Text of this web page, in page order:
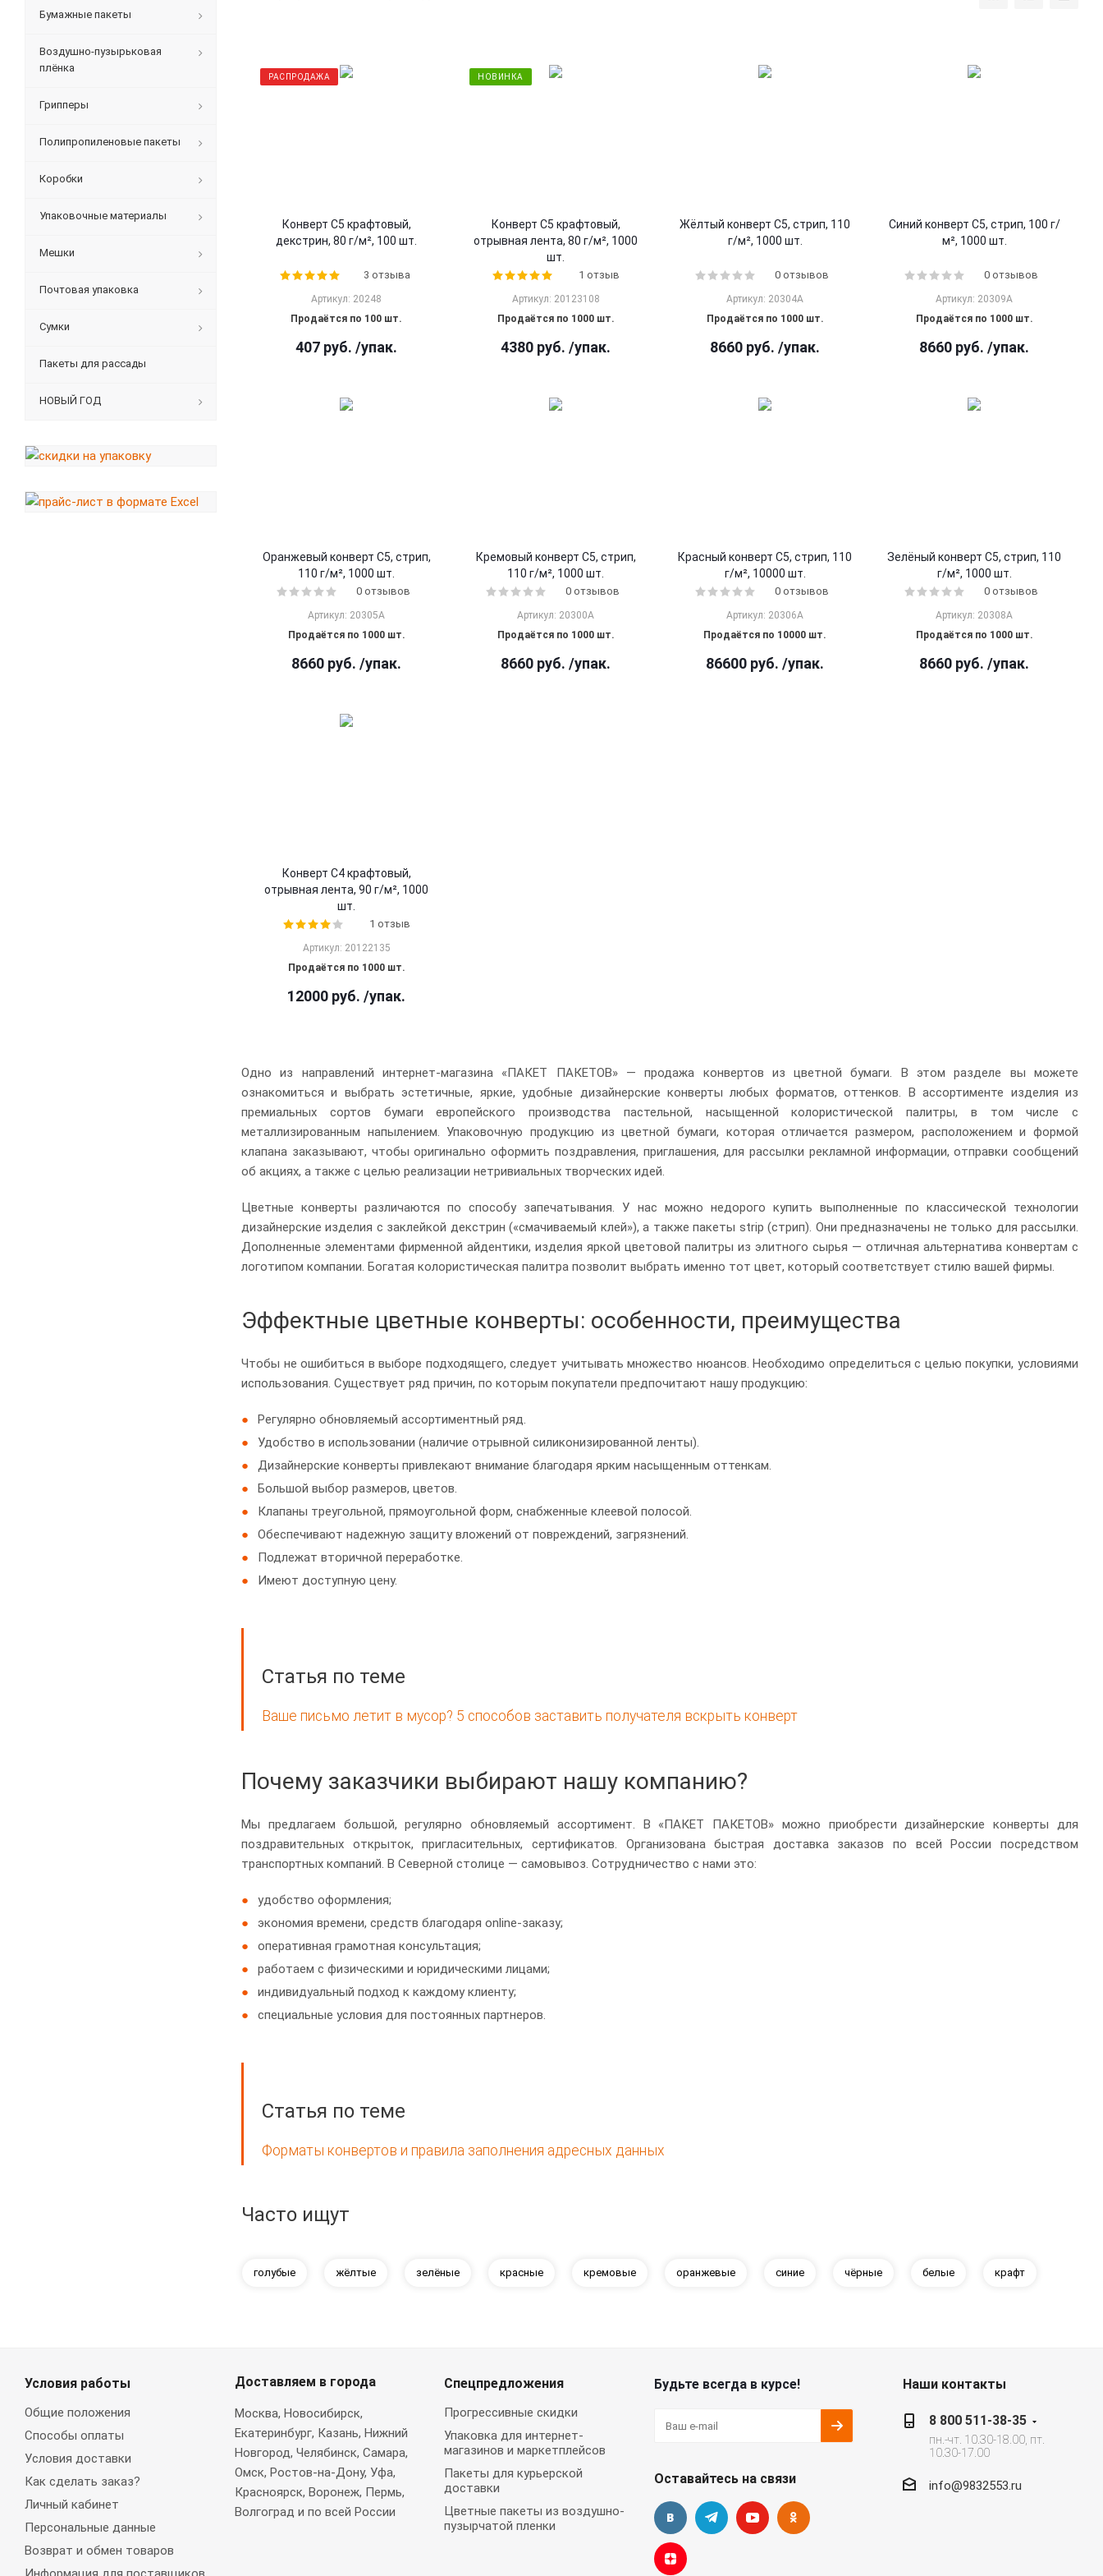
РАСПРОДАЖА
Конверт С5 крафтовый,
декстрин, 80 г/м², 100 шт.
3 отзыва
Артикул: 20248
Продаётся по 100 шт.
407 руб. /упак.
НОВИНКА
Конверт С5 крафтовый,
отрывная лента, 80 г/м², 1000
шт.
1 отзыв
Артикул: 20123108
Продаётся по 1000 шт.
4380 руб. /упак.
Жёлтый конверт С5, стрип, 110
г/м², 1000 шт.
0 отзывов
Артикул: 20304A
Продаётся по 1000 шт.
8660 руб. /упак.
Синий конверт С5, стрип, 100 г/
м², 1000 шт.
0 отзывов
Артикул: 20309A
Продаётся по 1000 шт.
8660 руб. /упак.
Оранжевый конверт С5, стрип,
110 г/м², 1000 шт.
0 отзывов
Артикул: 20305A
Продаётся по 1000 шт.
8660 руб. /упак.
Кремовый конверт С5, стрип,
110 г/м², 1000 шт.
0 отзывов
Артикул: 20300A
Продаётся по 1000 шт.
8660 руб. /упак.
Красный конверт С5, стрип, 110
г/м², 10000 шт.
0 отзывов
Артикул: 20306A
Продаётся по 10000 шт.
86600 руб. /упак.
Зелёный конверт С5, стрип, 110
г/м², 1000 шт.
0 отзывов
Артикул: 20308A
Продаётся по 1000 шт.
8660 руб. /упак.
Конверт С4 крафтовый,
отрывная лента, 90 г/м², 1000
шт.
1 отзыв
Артикул: 20122135
Продаётся по 1000 шт.
12000 руб. /упак.
Одно из направлений интернет-магазина «ПАКЕТ ПАКЕТОВ» — продажа конвертов из цветной бумаги. В этом разделе вы можете
ознакомиться и выбрать эстетичные, яркие, удобные дизайнерские конверты любых форматов, оттенков. В ассортименте изделия из
премиальных сортов бумаги европейского производства пастельной, насыщенной колористической палитры, в том числе с
металлизированным напылением. Упаковочную продукцию из цветной бумаги, которая отличается размером, расположением и формой
клапана заказывают, чтобы оригинально оформить поздравления, приглашения, для рассылки рекламной информации, отправки сообщений
об акциях, а также с целью реализации нетривиальных творческих идей.
Цветные конверты различаются по способу запечатывания. У нас можно недорого купить выполненные по классической технологии
дизайнерские изделия с заклейкой декстрин («смачиваемый клей»), а также пакеты strip (стрип). Они предназначены не только для рассылки.
Дополненные элементами фирменной айдентики, изделия яркой цветовой палитры из элитного сырья — отличная альтернатива конвертам с
логотипом компании. Богатая колористическая палитра позволит выбрать именно тот цвет, который соответствует стилю вашей фирмы.
Эффектные цветные конверты: особенности, преимущества
Чтобы не ошибиться в выборе подходящего, следует учитывать множество нюансов. Необходимо определиться с целью покупки, условиями
использования. Существует ряд причин, по которым покупатели предпочитают нашу продукцию:
Регулярно обновляемый ассортиментный ряд.
Удобство в использовании (наличие отрывной силиконизированной ленты).
Дизайнерские конверты привлекают внимание благодаря ярким насыщенным оттенкам.
Большой выбор размеров, цветов.
Клапаны треугольной, прямоугольной форм, снабженные клеевой полосой.
Обеспечивают надежную защиту вложений от повреждений, загрязнений.
Подлежат вторичной переработке.
Имеют доступную цену.
Статья по теме
Ваше письмо летит в мусор? 5 способов заставить получателя вскрыть конверт
Почему заказчики выбирают нашу компанию?
Мы предлагаем большой, регулярно обновляемый ассортимент. В «ПАКЕТ ПАКЕТОВ» можно приобрести дизайнерские конверты для
поздравительных открыток, пригласительных, сертификатов. Организована быстрая доставка заказов по всей России посредством
транспортных компаний. В Северной столице — самовывоз. Сотрудничество с нами это:
удобство оформления;
экономия времени, средств благодаря online-заказу;
оперативная грамотная консультация;
работаем с физическими и юридическими лицами;
индивидуальный подход к каждому клиенту;
специальные условия для постоянных партнеров.
Статья по теме
Форматы конвертов и правила заполнения адресных данных
Часто ищут
голубые жёлтые зелёные красные кремовые оранжевые синие чёрные белые крафт
Бумажные пакеты
Воздушно-пузырьковая
плёнка
Грипперы
Полипропиленовые пакеты
Коробки
Упаковочные материалы
Мешки
Почтовая упаковка
Сумки
Пакеты для рассады
НОВЫЙ ГОД
Условия работы
Общие положения
Способы оплаты
Условия доставки
Как сделать заказ?
Личный кабинет
Персональные данные
Возврат и обмен товаров
Доставляем в города
Москва, Новосибирск,
Екатеринбург, Казань, Нижний
Новгород, Челябинск, Самара,
Омск, Ростов-на-Дону, Уфа,
Красноярск, Воронеж, Пермь,
Волгоград и по всей России
Спецпредложения
Прогрессивные скидки
Упаковка для интернет-
магазинов и маркетплейсов
Пакеты для курьерской
доставки
Цветные пакеты из воздушно-
пузырчатой пленки
Будьте всегда в курсе!
Оставайтесь на связи
Наши контакты
8 800 511-38-35
пн.-чт. 10.30-18.00, пт.
10.30-17.00
info@9832553.ru